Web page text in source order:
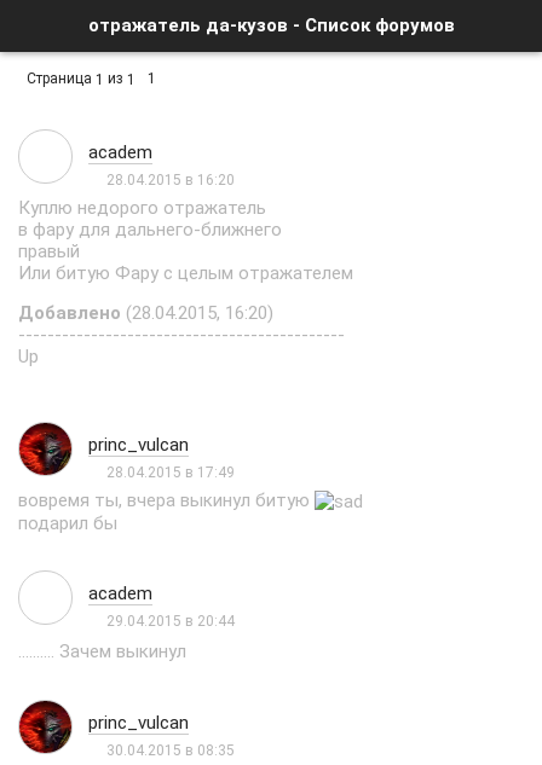
отражатель да-кузов - Список форумов
Страница 1 из 1 1
academ
28.04.2015 в 16:20
Куплю недорого отражатель
в фару для дальнего-ближнего
правый
Или битую Фару с целым отражателем
Добавлено (28.04.2015, 16:20)
---------------------------------------------
Up
princ_vulcan
28.04.2015 в 17:49
вовремя ты, вчера выкинул битую
подарил бы
academ
29.04.2015 в 20:44
.......... Зачем выкинул
princ_vulcan
30.04.2015 в 08:35